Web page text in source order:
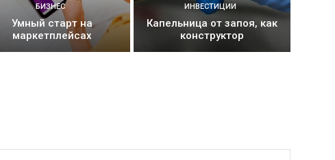
БИЗНЕС
Умный старт на
маркетплейсах
ИНВЕСТИЦИИ
Капельница от запоя, как
конструктор